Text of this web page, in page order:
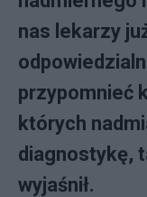
nas lekarzy
przypomnieć
których
diagnostykę,
wyjaśnił.